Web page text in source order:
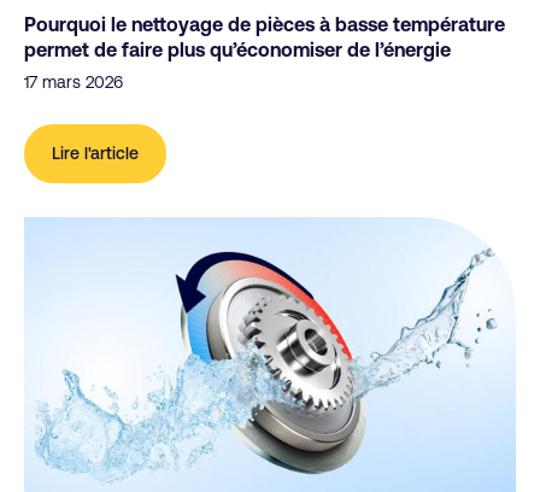
Pourquoi le nettoyage de pièces à basse température
permet de faire plus qu’économiser de l’énergie
17 mars 2026
Lire l'article